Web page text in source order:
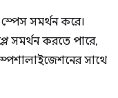
সমর্থন করে।
সমর্থন করতে পারে,
সাথে